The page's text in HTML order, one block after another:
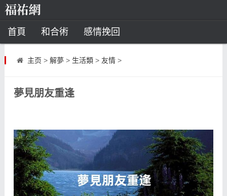
首頁 和合術 感情挽回
道教法事
星座
白羊座 水瓶座 摩羯座 射手座
算命
主页 > 解夢> 生活類> 友情>
夢見朋友重逢